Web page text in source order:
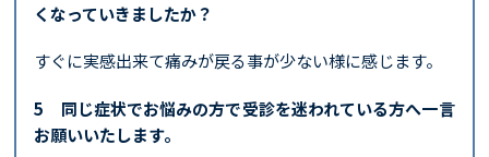
くなっていきましたか？
すぐに実感出来て痛みが戻る事が少ない様に感じます。
5 同じ症状でお悩みの方で受診を迷われている方へ一言
お願いいたします。